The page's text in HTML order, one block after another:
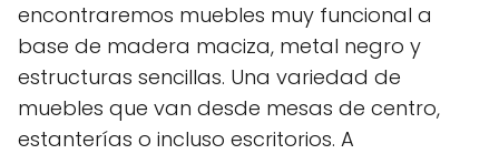
encontraremos muebles muy funcional a
base de madera maciza, metal negro y
estructuras sencillas. Una variedad de
muebles que van desde mesas de centro,
estanterías o incluso escritorios. A